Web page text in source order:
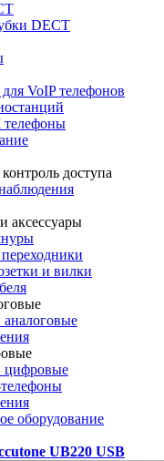
DECT
VoIP телефонов
телефоны
доступа
аксессуары
и вилки
аналоговые
цифровые
оборудование
UB220 USB